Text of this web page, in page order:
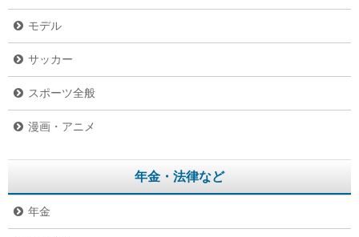
モデル
サッカー
スポーツ全般
漫画・アニメ
年金・法律など
年金